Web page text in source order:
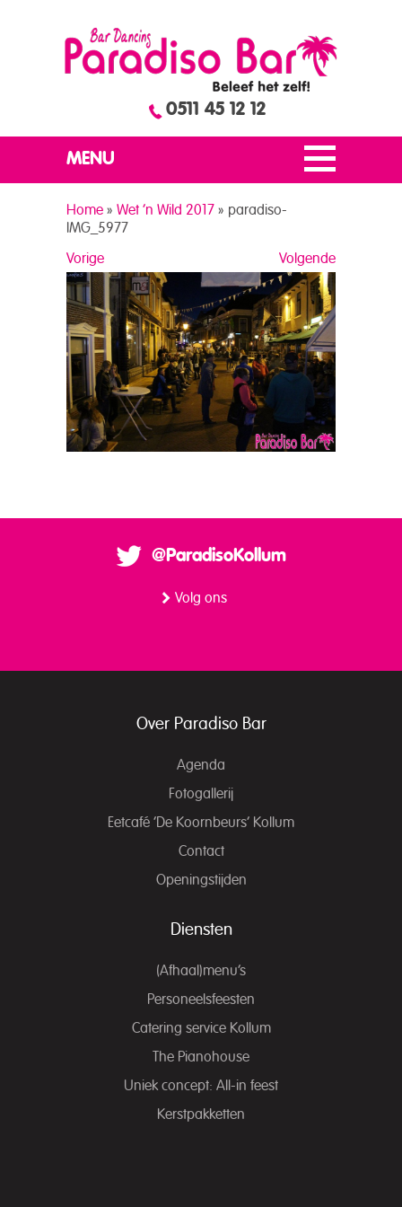
0511 45 12 12
MENU
Home » Wet ’n Wild 2017 » paradiso-
IMG_5977
Volgende
Vorige
@ParadisoKollum
Volg ons
Over Paradiso Bar
Agenda
Fotogallerij
Eetcafé ‘De Koornbeurs’ Kollum
Contact
Openingstijden
Diensten
(Afhaal)menu’s
Personeelsfeesten
Catering service Kollum
The Pianohouse
Uniek concept: All-in feest
Kerstpakketten